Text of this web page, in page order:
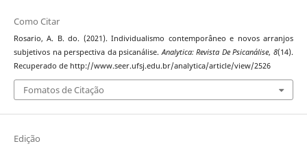
Como Citar
Rosario, A. B. do. (2021). Individualismo contemporâneo e novos arranjos
subjetivos na perspectiva da psicanálise. Analytica: Revista De Psicanálise,8(14).
Recuperado de http://www.seer.ufsj.edu.br/analytica/article/view/2526
Fomatos de Citação
Edição